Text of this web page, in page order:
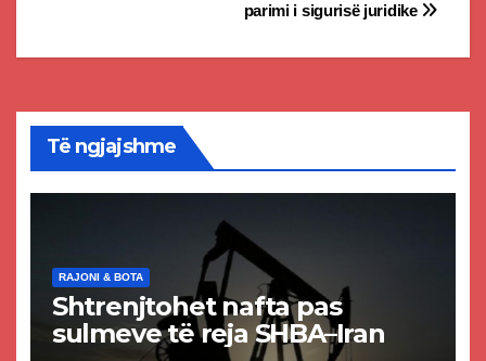
parimi i sigurisë juridike
Të ngjajshme
RAJONI & BOTA
Shtrenjtohet nafta pas
sulmeve të reja SHBA–Iran